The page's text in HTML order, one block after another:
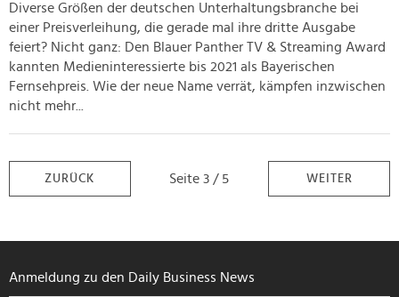
Diverse Größen der deutschen Unterhaltungsbranche bei
einer Preisverleihung, die gerade mal ihre dritte Ausgabe
feiert? Nicht ganz: Den Blauer Panther TV & Streaming Award
kannten Medieninteressierte bis 2021 als Bayerischen
Fernsehpreis. Wie der neue Name verrät, kämpfen inzwischen
nicht mehr...
ZURÜCK Seite 3 / 5 WEITER
Anmeldung zu den Daily Business News